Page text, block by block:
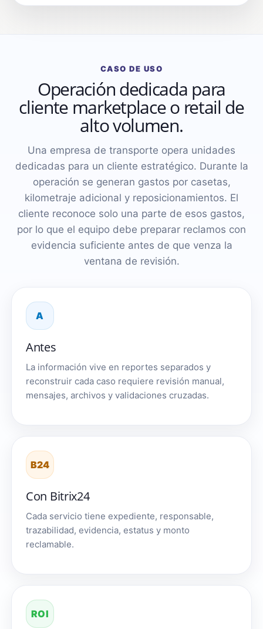
CASO DE USO
Operación dedicada para
cliente marketplace o retail de
alto volumen.
Una empresa de transporte opera unidades
dedicadas para un cliente estratégico. Durante la
operación se generan gastos por casetas,
kilometraje adicional y reposicionamientos. El
cliente reconoce solo una parte de esos gastos,
por lo que el equipo debe preparar reclamos con
evidencia suficiente antes de que venza la
ventana de revisión.
A
Antes
La información vive en reportes separados y
reconstruir cada caso requiere revisión manual,
mensajes, archivos y validaciones cruzadas.
B24
Con Bitrix24
Cada servicio tiene expediente, responsable,
trazabilidad, evidencia, estatus y monto
reclamable.
ROI